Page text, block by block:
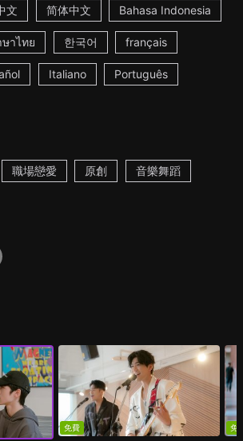
文 简体中文 Bahasa Indonesia
าไทย 한국어 français
Italiano Português
職場戀愛 原創 音樂舞蹈
免費 免